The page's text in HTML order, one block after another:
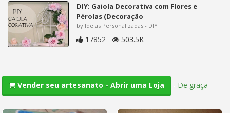
DIY: Gaiola Decorativa com Flores e
Pérolas (Decoração
by Ideias Personalizadas - DIY
17852 503.5K
Vender seu artesanato - Abrir uma Loja - De graça